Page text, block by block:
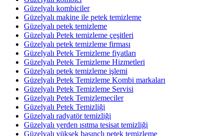
Güzelyalı kombiciler
Güzelyalı makine ile petek temizleme
Güzelyalı petek temizleme
Güzelyalı Petek temizleme çeşitleri
Güzelyalı petek temizleme firması
Güzelyalı Petek Temizleme fiyatları
Güzelyalı Petek Temizleme Hizmetleri
Güzelyalı petek temizleme işlemi
Güzelyalı Petek Temizleme Kombi markaları
Güzelyalı Petek Temizleme Servisi
Güzelyalı Petek Temizlemeciler
Güzelyalı Petek Temizliği
Güzelyalı radyatör temizliği
Güzelyalı yerden ısıtma tesisat temizliği
Güzelyalı yüksek basınçlı petek temizleme